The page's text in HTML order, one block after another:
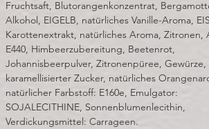
Fruchtsaft, Blutorangenkonzentrat,
Alkohol, EIGELB, natürliches Vanille-Aroma,
Karottenextrakt, natürliches Aroma, Zitronen,
E440, Himbeerzubereitung, Beetenrot,
Johannisbeerpulver, Zitronenpüree, Gewürze,
karamellisierter Zucker, natürliches
natürlicher Farbstoff: E160e, Emulgator:
SOJALECITHINE, Sonnenblumenlecithin,
Verdickungsmittel: Carrageen.